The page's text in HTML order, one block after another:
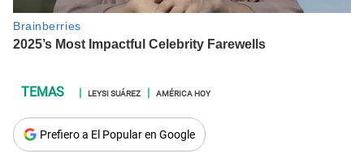
LEYSI SUÁREZ AMÉRICA HOY
Prefiero a El Popular en Google